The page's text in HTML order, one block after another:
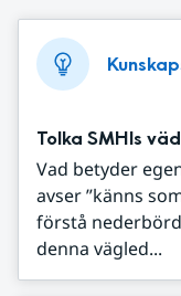
Tolka SMHIs
Vad betyder
avser ”känns
förstå
denna vägled...